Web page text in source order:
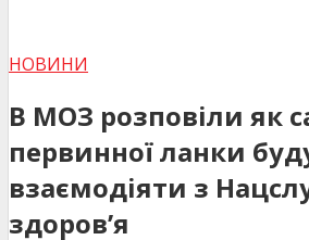
НОВИНИ
В МОЗ розповіли як
первинної ланки
взаємодіяти з
здоров’я